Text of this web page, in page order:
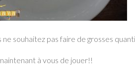
ne souhaitez pas faire de grosses
à vous de jouer!!